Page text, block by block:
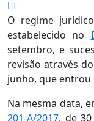
O regime
estabelecido no
setembro, e
revisão através
junho, que entrou
Na mesma data,
201-A/2017, de